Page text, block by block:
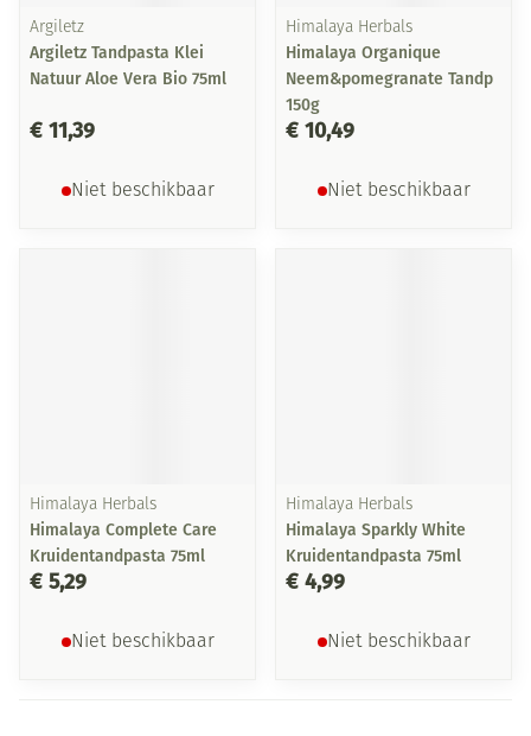
Argiletz
Argiletz Tandpasta Klei
Natuur Aloe Vera Bio 75ml
€ 11,39
Niet beschikbaar
Himalaya Herbals
Himalaya Organique
Neem&pomegranate Tandp
150g
€ 10,49
Niet beschikbaar
Himalaya Herbals
Himalaya Complete Care
Kruidentandpasta 75ml
€ 5,29
Niet beschikbaar
Himalaya Herbals
Himalaya Sparkly White
Kruidentandpasta 75ml
€ 4,99
Niet beschikbaar